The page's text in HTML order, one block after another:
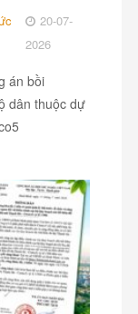
20-07-
2026
án bồi
dân thuộc dự